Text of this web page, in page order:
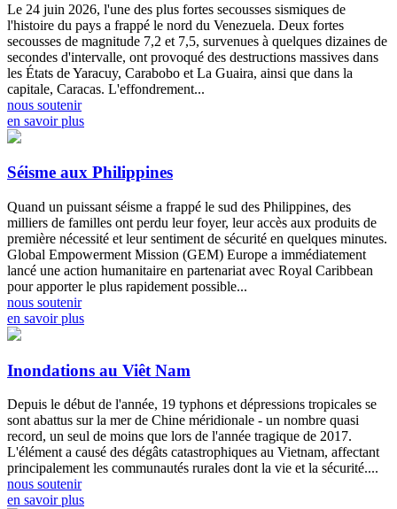
Le 24 juin 2026, l'une des plus fortes secousses sismiques de
l'histoire du pays a frappé le nord du Venezuela. Deux fortes
secousses de magnitude 7,2 et 7,5, survenues à quelques dizaines de
secondes d'intervalle, ont provoqué des destructions massives dans
les États de Yaracuy, Carabobo et La Guaira, ainsi que dans la
capitale, Caracas. L'effondrement...
nous soutenir
en savoir plus
Séisme aux Philippines
Quand un puissant séisme a frappé le sud des Philippines, des
milliers de familles ont perdu leur foyer, leur accès aux produits de
première nécessité et leur sentiment de sécurité en quelques minutes.
Global Empowerment Mission (GEM) Europe a immédiatement
lancé une action humanitaire en partenariat avec Royal Caribbean
pour apporter le plus rapidement possible...
nous soutenir
en savoir plus
Inondations au Viêt Nam
Depuis le début de l'année, 19 typhons et dépressions tropicales se
sont abattus sur la mer de Chine méridionale - un nombre quasi
record, un seul de moins que lors de l'année tragique de 2017.
L'élément a causé des dégâts catastrophiques au Vietnam, affectant
principalement les communautés rurales dont la vie et la sécurité....
nous soutenir
en savoir plus